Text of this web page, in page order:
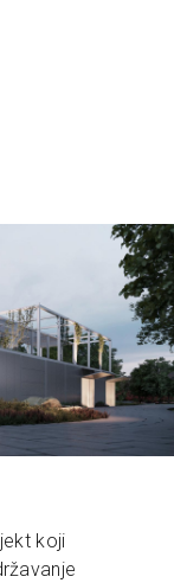
koji